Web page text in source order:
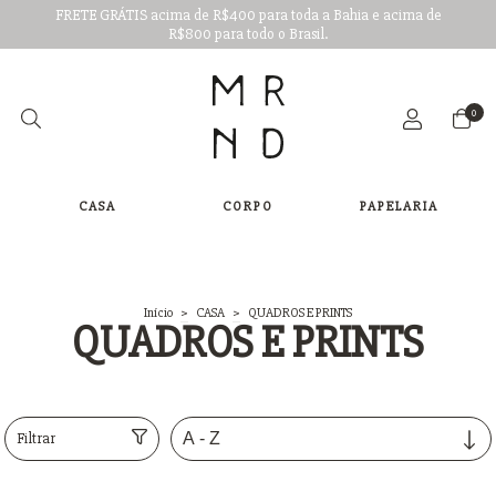
FRETE GRÁTIS acima de R$400 para toda a Bahia e acima de
R$800 para todo o Brasil.
0
CASA CORPO PAPELARIA
Início > CASA > QUADROS E PRINTS
QUADROS E PRINTS
Filtrar